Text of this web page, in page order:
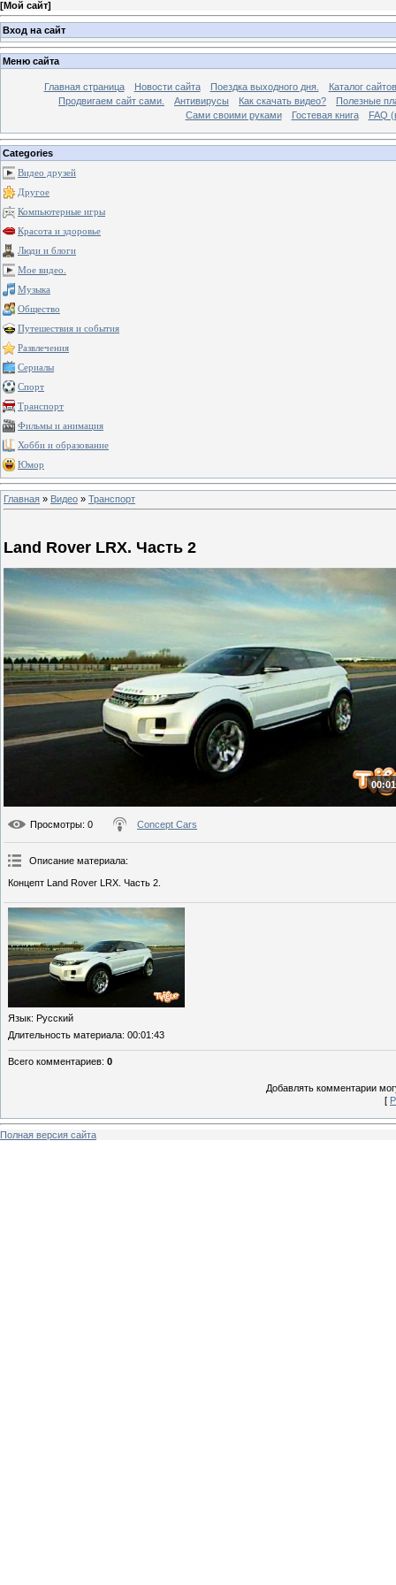
[Мой сайт]
Вход на сайт
Меню сайта
Главная страница Новости сайта Поездка выходного дня.
Каталог сайтов
Продвигаем сайт сами.
Антивирусы Как скачать видео?
Полезные
Сами своими руками
Гостевая книга FAQ
Categories
Видео друзей
Другое
Компьютерные игры
Красота и здоровье
Люди и блоги
Мое видео.
Музыка
Общество
Путешествия и события
Развлечения
Сериалы
Спорт
Транспорт
Фильмы и анимация
Хобби и образование
Юмор
Главная » Видео » Транспорт
Land Rover LRX. Часть 2
Просмотры: 0 Concept Cars
Описание материала:
Концепт Land Rover LRX. Часть 2.
Язык: Русский
Длительность материала: 00:01:43
Всего комментариев: 0
Добавлять комментарии
[
Полная версия сайта